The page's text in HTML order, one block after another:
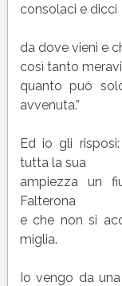
consolaci e dicci
da dove vieni e
così tanto
quanto può
avvenuta.”
Ed io gli
tutta la sua
ampiezza un
Falterona
e che non si
miglia.
Io vengo da